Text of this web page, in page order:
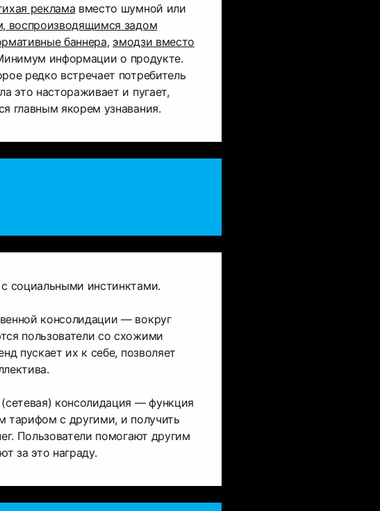
реклама вместо шумной или
воспроизводящимся задом
баннера, эмодзи вместо
информации о продукте.
редко встречает потребитель
это настораживает и пугает,
главным якорем узнавания.
социальными инстинктами.
консолидации — вокруг
пользователи со схожими
пускает их к себе, позволяет
(сетевая) консолидация — функция
тарифом с другими, и получить
Пользователи помогают другим
за это награду.